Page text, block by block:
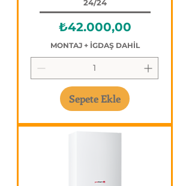
24/24
Fiyat
₺42.000,00
MONTAJ + İGDAŞ DAHİL
Sepete Ekle